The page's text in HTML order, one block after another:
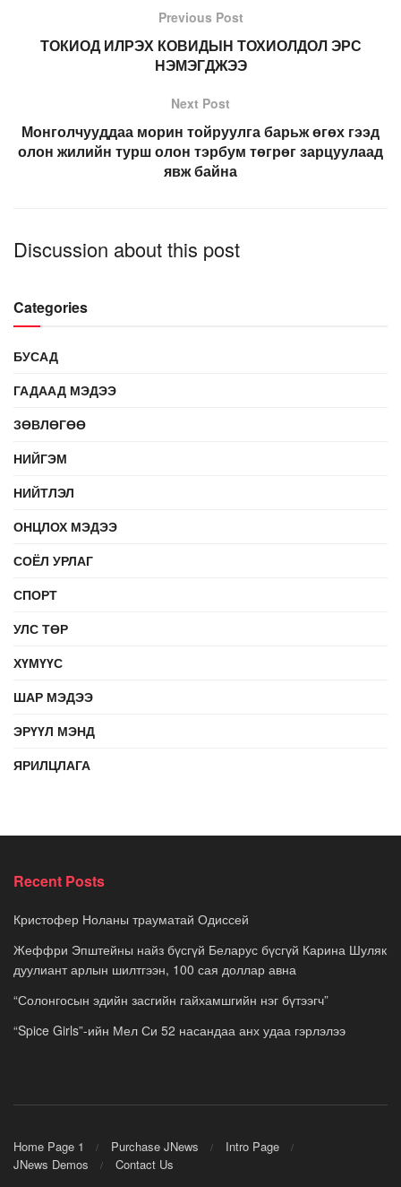
Previous Post
ТОКИОД ИЛРЭХ КОВИДЫН ТОХИОЛДОЛ ЭРС
НЭМЭГДЖЭЭ
Next Post
Монголчууддаа морин тойруулга барьж өгөх гээд
олон жилийн турш олон тэрбум төгрөг зарцуулаад
явж байна
Discussion about this post
Categories
БУСАД
ГАДААД МЭДЭЭ
ЗӨВЛӨГӨӨ
НИЙГЭМ
НИЙТЛЭЛ
ОНЦЛОХ МЭДЭЭ
СОЁЛ УРЛАГ
СПОРТ
УЛС ТӨР
ХҮМҮҮС
ШАР МЭДЭЭ
ЭРҮҮЛ МЭНД
ЯРИЛЦЛАГА
Recent Posts
Кристофер Ноланы трауматай Одиссей
Жеффри Эпштейны найз бүсгүй Беларус бүсгүй Карина Шуляк
дуулиант арлын шилтгээн, 100 сая доллар авна
“Солонгосын эдийн засгийн гайхамшгийн нэг бүтээгч”
“Spice Girls”-ийн Мел Си 52 насандаа анх удаа гэрлэлээ
Home Page 1 Purchase JNews
Intro Page
JNews Demos
Contact Us